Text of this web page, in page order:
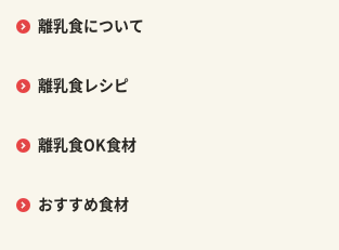
離乳食について
離乳食レシピ
離乳食OK食材
おすすめ食材